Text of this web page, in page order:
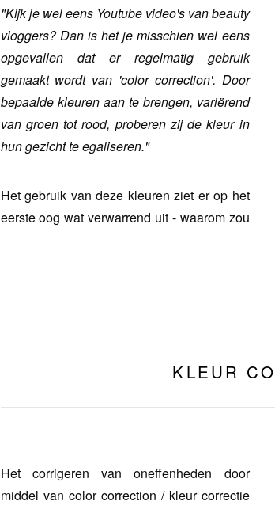
"Kijk je wel eens Youtube video's van beauty
vloggers? Dan is het je misschien wel eens
opgevallen dat er regelmatig gebruik
gemaakt wordt van 'color correction'. Door
bepaalde kleuren aan te brengen, variërend
van groen tot rood, proberen zij de kleur in
hun gezicht te egaliseren."
Het gebruik van deze kleuren ziet er op het
eerste oog wat verwarrend uit - waarom zou
KLEUR
Het corrigeren van oneffenheden door
middel van color correction / kleur correctie